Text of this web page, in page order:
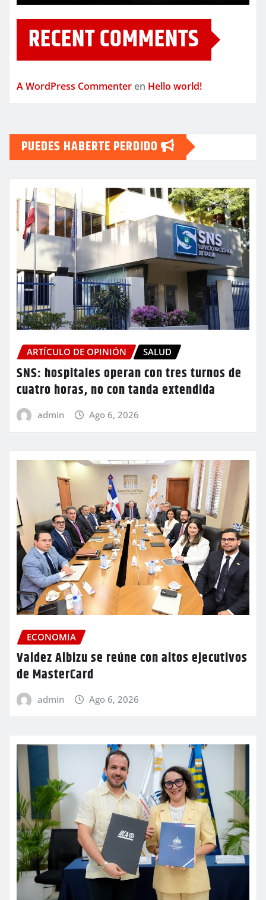
RECENT COMMENTS
A WordPress Commenter en Hello world!
PUEDES HABERTE PERDIDO
ARTÍCULO DE OPINIÓN SALUD
SNS: hospitales operan con tres turnos de
cuatro horas, no con tanda extendida
admin Ago 6, 2026
ECONOMIA
Valdez Albizu se reúne con altos ejecutivos
de MasterCard
admin Ago 6, 2026